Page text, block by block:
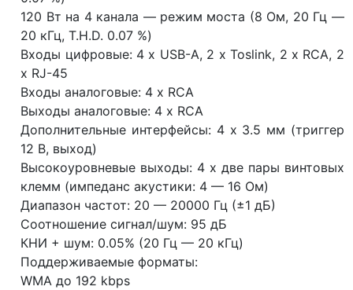
120 Вт на 4 канала — режим моста (8 Ом, 20 Гц —
20 кГц, T.H.D. 0.07 %)
Входы цифровые: 4 x USB-A, 2 x Toslink, 2 x RCA, 2
x RJ-45
Входы аналоговые: 4 x RCA
Выходы аналоговые: 4 x RCA
Дополнительные интерфейсы: 4 х 3.5 мм (триггер
12 В, выход)
Высокоуровневые выходы: 4 x две пары винтовых
клемм (импеданс акустики: 4 — 16 Ом)
Диапазон частот: 20 — 20000 Гц (±1 дБ)
Соотношение сигнал/шум: 95 дБ
КНИ + шум: 0.05% (20 Гц — 20 кГц)
Поддерживаемые форматы:
WMA до 192 kbps